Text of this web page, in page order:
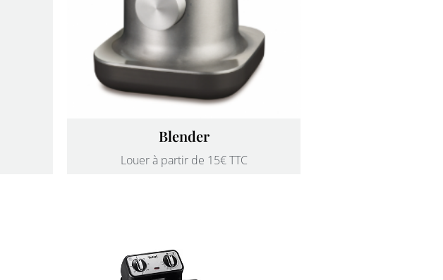
Blender
Louer à partir de 15€ TTC